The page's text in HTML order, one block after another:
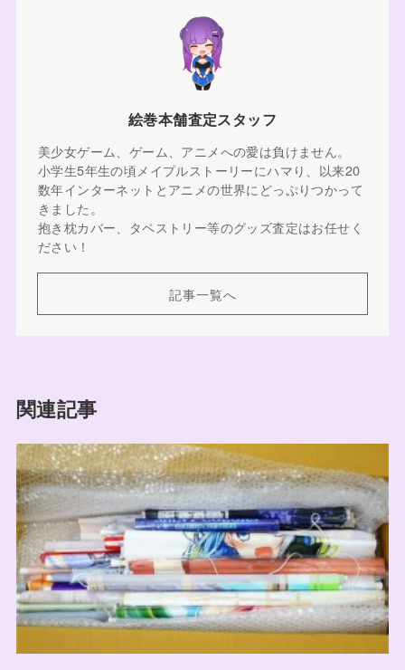
絵巻本舗査定スタッフ
美少女ゲーム、ゲーム、アニメへの愛は負けません。
小学生5年生の頃メイプルストーリーにハマり、以来20
数年インターネットとアニメの世界にどっぷりつかって
きました。
抱き枕カバー、タペストリー等のグッズ査定はお任せく
ださい！
記事一覧へ
関連記事